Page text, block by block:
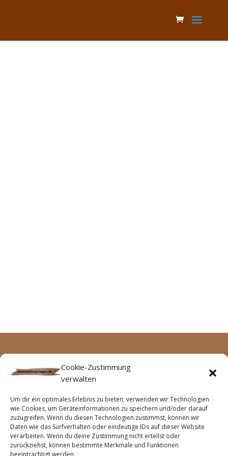
Cookie-Zustimmung
verwalten
Um dir ein optimales Erlebnis zu bieten, verwenden wir Technologien
wie Cookies, um Geräteinformationen zu speichern und/oder darauf
zuzugreifen. Wenn du diesen Technologien zustimmst, können wir
Daten wie das Surfverhalten oder eindeutige IDs auf dieser Website
verarbeiten. Wenn du deine Zustimmung nicht erteilst oder
zurückziehst, können bestimmte Merkmale und Funktionen
beeinträchtigt werden.
Archive
Keine Archive zum Anzeigen.